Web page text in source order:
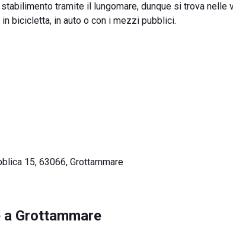
tramite il lungomare, dunque si trova
bicicletta, in auto o con i mezzi pubblici.
15, 63066, Grottammare
Grottammare